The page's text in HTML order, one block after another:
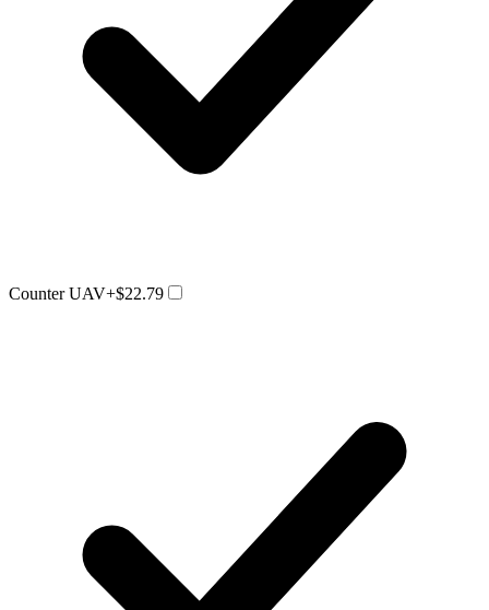
Counter UAV+$22.79